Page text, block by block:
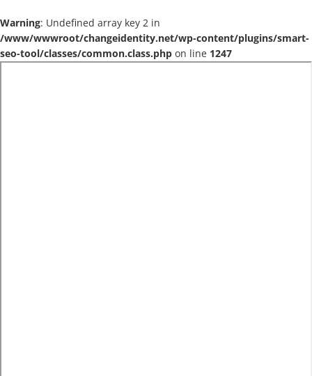
Warning: Undefined array key 2 in
/www/wwwroot/changeidentity.net/wp-content/plugins/smart-
seo-tool/classes/common.class.php on line 1247